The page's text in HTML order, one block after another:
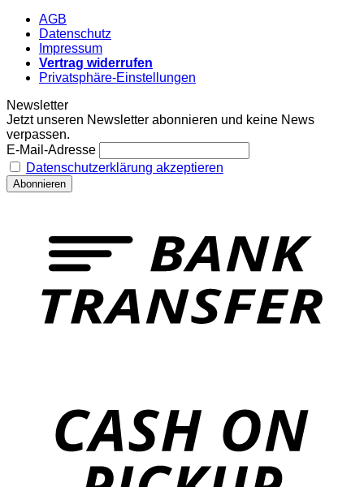
AGB
Datenschutz
Impressum
Vertrag widerrufen
Privatsphäre-Einstellungen
Newsletter
Jetzt unseren Newsletter abonnieren und keine News
verpassen.
E-Mail-Adresse
Datenschutzerklärung akzeptieren